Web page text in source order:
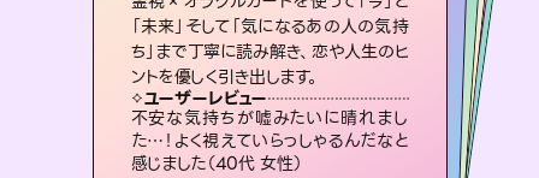
「未来」そして「気になるあの人の気持
ち」まで丁寧に読み解き、恋や人生のヒ
ントを優しく引き出します。
ユーザーレビュー
不安な気持ちが嘘みたいに晴れまし
た…！よく視えていらっしゃるんだなと
感じました（40代 女性）
紐解き、背中をそっと押して導きます。
ユーザーレビュー
安心感のあり、言い切ってくれる所や濁
さない鑑定のおかげで、毎回自分の気
持ちを整えられます（30代 男性）
体的な対策をお伝えします。
ユーザーレビュー
複雑な背景もしっかり聞いて鑑定して
いただけました。気持ちが楽になりまし
た（50代 女性）
恋愛のお悩みの中でも特に「曖昧な関係」の相談を得意としており、友達以上恋人未満なお相手との今後や本音を丁寧に読み解き恋愛成就へと導きます。
ユーザーレビュー
鑑定していただいてアドバイス通りに行
動すると仲が復活してきました。ありが
とうございました（40代 女性）
選択できるようアドバイスします。
ユーザーレビュー
職場の人の性質や人間関係、本心など
本当によく視えていてびっくり。対策が
打てて前向きになれます（40代）
連絡再開、復縁、成就などの報告実績
多数。セラピストとして2万超の施術経
験があるからこそできる鑑定で、より良
い未来をサポートします。
ユーザーレビュー
とても心温まる鑑定でした。しかもこち
らは何も言っていないのに視えていらっ
しゃるんだなと驚きです（30代女性）